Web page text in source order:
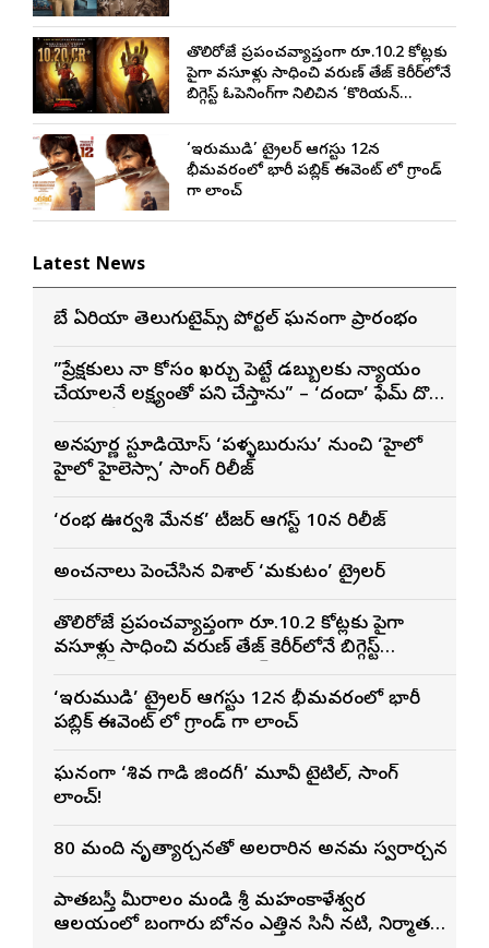
తొలిరోజే ప్రపంచవ్యాప్తంగా రూ.10.2 కోట్లకు
పైగా వసూళ్లు సాధించి వరుణ్ తేజ్ కెరీర్‌లోనే
బిగ్గెస్ట్ ఓపెనింగ్‌గా నిలిచిన ‘కొరియన్
‘ఇరుముడి’ ట్రైలర్ ఆగస్టు 12న
భీమవరంలో భారీ పబ్లిక్ ఈవెంట్ లో గ్రాండ్
గా లాంచ్
Latest News
బే ఏరియా తెలుగుటైమ్స్ పోర్టల్ ఘనంగా ప్రారంభం
”ప్రేక్షకులు నా కోసం ఖర్చు పెట్టే డబ్బులకు న్యాయం
చేయాలనే లక్ష్యంతో పని చేస్తాను” – ‘దందా’ ఫేమ్ దొర
అన్నపూర్ణ స్టూడియోస్ ‘పళ్ళబురుసు’ నుంచి ‘హైలో
హైలో హైలెస్సా’ సాంగ్ రిలీజ్
‘రంభ ఊర్వశి మేనక’ టీజర్ ఆగస్ట్ 10న రిలీజ్
అంచనాలు పెంచేసిన విశాల్ ‘మకుటం’ ట్రైలర్
తొలిరోజే ప్రపంచవ్యాప్తంగా రూ.10.2 కోట్లకు పైగా
వసూళ్లు సాధించి వరుణ్ తేజ్ కెరీర్‌లోనే బిగ్గెస్ట్
‘ఇరుముడి’ ట్రైలర్ ఆగస్టు 12న భీమవరంలో భారీ
పబ్లిక్ ఈవెంట్ లో గ్రాండ్ గా లాంచ్
ఘనంగా ‘శివ గాడి జింద‌గీ’ మూవీ టైటిల్, సాంగ్
లాంచ్!
80 మంది నృత్యార్చనతో అలరారిన అన్నమ స్వరార్చన
పాతబస్తీ మీరాలం మండి శ్రీ మహంకాళేశ్వర
ఆలయంలో బంగారు బోనం ఎత్తిన సినీ నటి, నిర్మాత